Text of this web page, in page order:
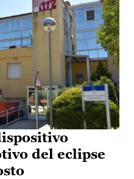
del eclipse